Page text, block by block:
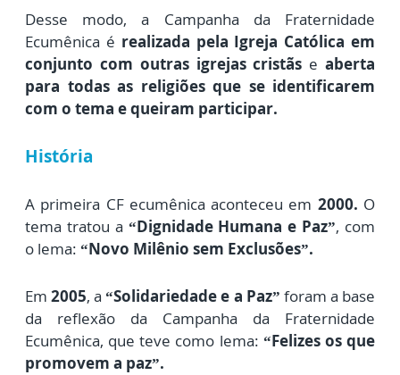
Desse modo, a Campanha da Fraternidade
Ecumênica é realizada pela Igreja Católica em
conjunto com outras igrejas cristãs eaberta
para todas as religiões que se identificarem
com o tema e queiram participar.
História
A primeira CF ecumênicaaconteceu em 2000. O
tema tratou a “Dignidade Humana e Paz”, com
o lema: “Novo Milênio sem Exclusões”.
Em2005, a“Solidariedade e a Paz” foram a base
da reflexão da Campanha da Fraternidade
Ecumênica, que teve como lema: “Felizes os que
promovem a paz”.